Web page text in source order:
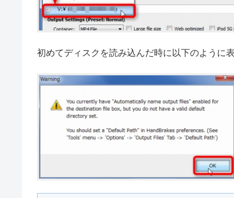
初めてディスクを読み込んだ時に以下のように